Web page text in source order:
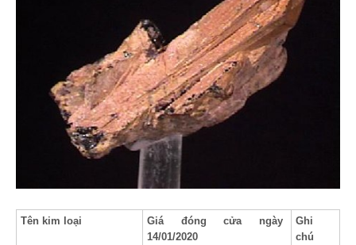
Tên kim loại
Giá đóng cửa ngày
14/01/2020
Ghi
chú